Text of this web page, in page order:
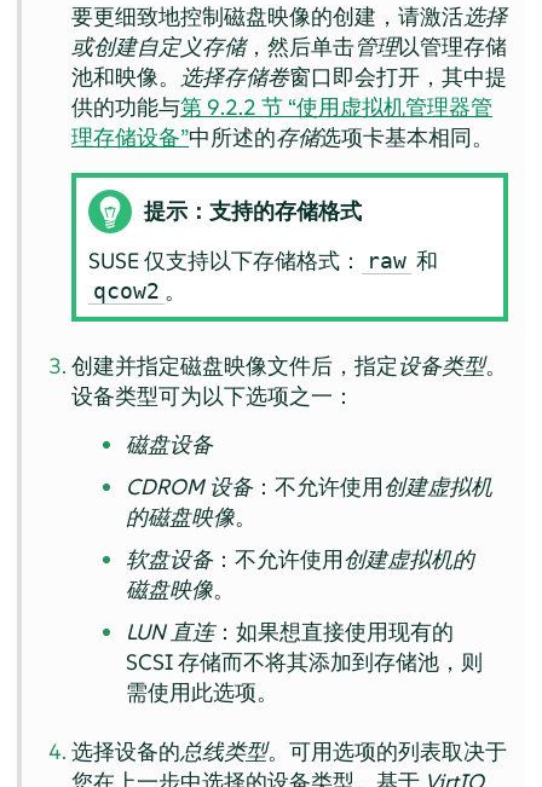
要更细致地控制磁盘映像的创建，请激活选择
或创建自定义存储，然后单击管理以管理存储
池和映像。 选择存储卷窗口即会打开，其中提
供的功能与第 9.2.2 节 “使用虚拟机管理器管
理存储设备”中所述的存储选项卡基本相同。
提示：支持的存储格式
SUSE 仅支持以下存储格式：
raw 和
qcow2 。
创建并指定磁盘映像文件后，指定设备类型。
设备类型可为以下选项之一：
磁盘设备
CDROM 设备：不允许使用创建虚拟机
的磁盘映像。
软盘设备：不允许使用创建虚拟机的
磁盘映像。
LUN 直连：如果想直接使用现有的
SCSI 存储而不将其添加到存储池，则
需使用此选项。
选择设备的总线类型。可用选项的列表取决于